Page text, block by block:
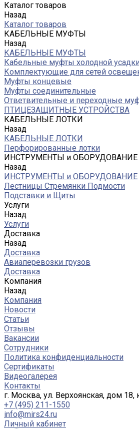
Каталог товаров
Назад
Каталог товаров
КАБЕЛЬНЫЕ МУФТЫ
Назад
КАБЕЛЬНЫЕ МУФТЫ
Кабельные муфты холодной
Комплектующие для сетей
Муфты концевые
Муфты соединительные
Ответвительные и переходные
ПТИЦЕЗАЩИТНЫЕ УСТРОЙСТВА
КАБЕЛЬНЫЕ ЛОТКИ
Назад
КАБЕЛЬНЫЕ ЛОТКИ
Перфорированные лотки
ИНСТРУМЕНТЫ и ОБОРУДОВАНИЕ
Назад
ИНСТРУМЕНТЫ и ОБОРУДОВАНИЕ
Лестницы Стремянки Подмости
Подставки и Щиты
Услуги
Назад
Услуги
Доставка
Назад
Доставка
Авиаперевозки грузов
Доставка
Компания
Назад
Компания
Новости
Статьи
Отзывы
Вакансии
Сотрудники
Политика конфиденциальности
Сертификаты
Видеогалерея
Контакты
г. Москва, ул. Верхоянская, дом 18,
+7 (495) 211-1550
info@mirs24.ru
Личный кабинет